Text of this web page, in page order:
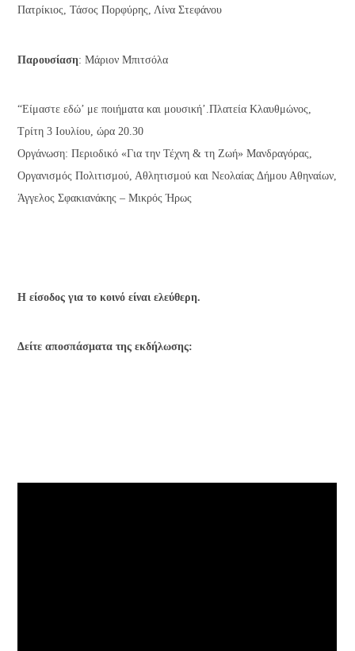
Πατρίκιος, Τάσος Πορφύρης, Λίνα Στεφάνου
Παρουσίαση: Μάριον Μπιτσόλα
“Είμαστε εδώ’ με ποιήματα και μουσική’.Πλατεία Κλαυθμώνος,
Τρίτη 3 Ιουλίου, ώρα 20.30
Οργάνωση: Περιοδικό «Για την Τέχνη & τη Ζωή» Μανδραγόρας,
Οργανισμός Πολιτισμού, Αθλητισμού και Νεολαίας Δήμου Αθηναίων,
Άγγελος Σφακιανάκης – Μικρός Ήρως
Η είσοδος για το κοινό είναι ελεύθερη.
Δείτε αποσπάσματα της εκδήλωσης: